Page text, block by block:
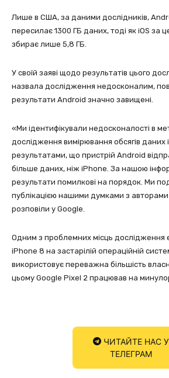
Лише в США, за даними дослідників,
пересилає 1300 ГБ даних, тоді як iOS за
збирає лише 5,8 ГБ.
У своїй заяві щодо результатів цього
назвала дослідження недосконалим,
результати Android значно завищені.
«Ми ідентифікували недосконалості в
дослідження вимірювання обсягів даних
результатами, що пристрій Android
більше даних, ніж iPhone. За нашою
результати помилкові на порядок. Ми
публікацією нашими думками з
розповіли у Google.
Одним з проблемних місць дослідження
iPhone 8 на застарілій операційній
використовує переважна більшість
цьому Google Pixel 2 працював на
ЧИТАЙТЕ НАС У
ТЕЛЕГРАМ